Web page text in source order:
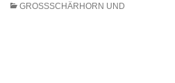
GROSSSCHÄRHORN UND C